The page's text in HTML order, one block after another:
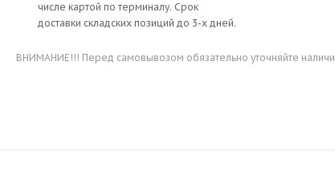
числе картой по терминалу. Срок
доставки складских позиций до 3-х дней.
ВНИМАНИЕ!!! Перед самовывозом обязательно уточняйте